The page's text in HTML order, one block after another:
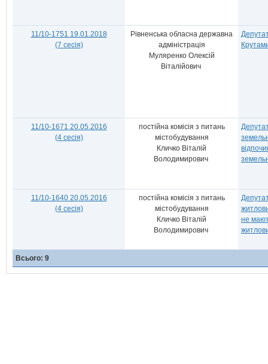
11/10-1751 19.01.2018
(7 сесія)
Рівненська обласна державна
адміністрація
Муляренко Олексій
Віталійович
11/10-1671 20.05.2016
(4 сесія)
постійна комісія з питань
містобудування
Кличко Віталій
Володимирович
11/10-1640 20.05.2016
(4 сесія)
постійна комісія з питань
містобудування
Кличко Віталій
Володимирович
не
Всього: 9